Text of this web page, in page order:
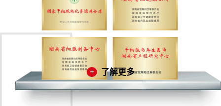
了解更多